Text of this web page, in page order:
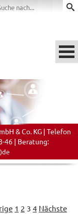
& Co. KG | Telefon
46 | Beratung:
1 2 3 4 Nächste